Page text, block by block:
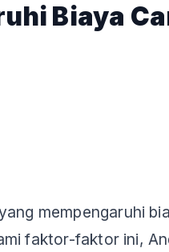
Biaya
mempengaruhi
faktor-faktor ini,